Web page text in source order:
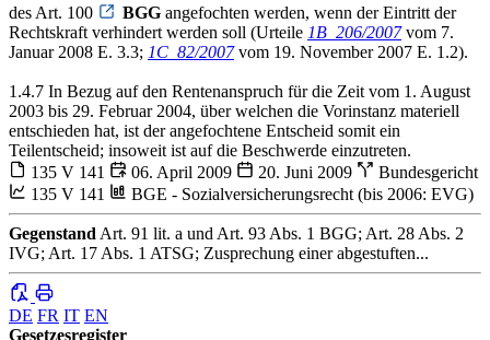
des Art. 100
BGG angefochten werden, wenn der Eintritt der
Rechtskraft verhindert werden soll (Urteile 1B_206/2007vom 7.
Januar 2008 E. 3.3; 1C_82/2007vom 19. November 2007 E. 1.2).
1.4.7 In Bezug auf den Rentenanspruch für die Zeit vom 1. August
2003 bis 29. Februar 2004, über welchen die Vorinstanz materiell
entschieden hat, ist der angefochtene Entscheid somit ein
Teilentscheid; insoweit ist auf die Beschwerde einzutreten.
135 V 141
06. April 2009 20. Juni 2009
Bundesgericht
135 V 141
BGE - Sozialversicherungsrecht (bis 2006: EVG)
Gegenstand Art. 91 lit. a und Art. 93 Abs. 1 BGG; Art. 28 Abs. 2
IVG; Art. 17 Abs. 1 ATSG; Zusprechung einer abgestuften...
DE FR IT EN
Gesetzesregister